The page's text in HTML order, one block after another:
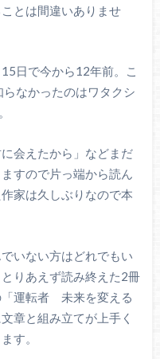
とは間違いありませ
日で今から12年前。こ
なかったのはワタクシ
会えたから」などまだ
すので片っ端から読ん
家は久しぶりなので本
いない方はどれでもい
りあえず読み終えた2冊
「運転者 未来を変える
章と組み立てが上手く
す。